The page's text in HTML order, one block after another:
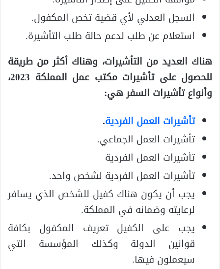
السجل العدلي لأي قضية تخص المكفول.
استعلام عن طلب لدعم حالة طلب التأشيرة.
هناك العديد من التأشيرات، وهناك أكثر من طريقة
للحصول على تأشيرات مكتب عمل المملكة 2023،
وأنواع تأشيرات السفر هي:
تأشيرات العمل الفردية.
تأشيرات العمل الجماعي.
تأشيرات العمل الفردية
تأشيرات العمل الفردية لشخص واحد.
يجب أن يكون هناك كفيل للشخص الذي يسافر
لرعايته وضمانه في المملكة.
يجب على الكفيل تعريف المكفول بكافة
قوانين الدولة وكذلك المؤسسة التي
سيعملون فيها.